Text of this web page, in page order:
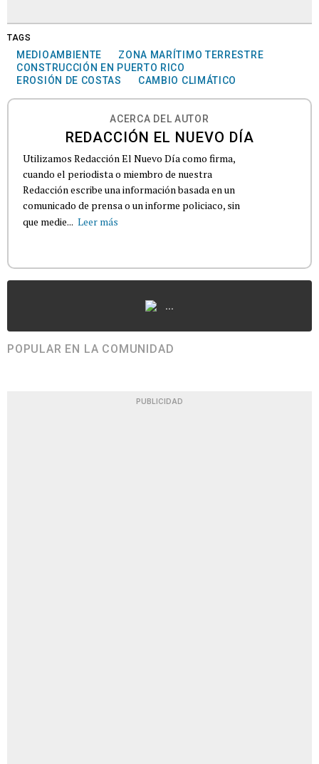
TAGS
MEDIOAMBIENTE
ZONA MARÍTIMO TERRESTRE
CONSTRUCCIÓN EN PUERTO RICO
EROSIÓN DE COSTAS
CAMBIO CLIMÁTICO
ACERCA DEL AUTOR
REDACCIÓN EL NUEVO DÍA
Utilizamos Redacción El Nuevo Día como firma,
cuando el periodista o miembro de nuestra
Redacción escribe una información basada en un
comunicado de prensa o un informe policiaco, sin
que medie... Leer más
...
POPULAR EN LA COMUNIDAD
PUBLICIDAD